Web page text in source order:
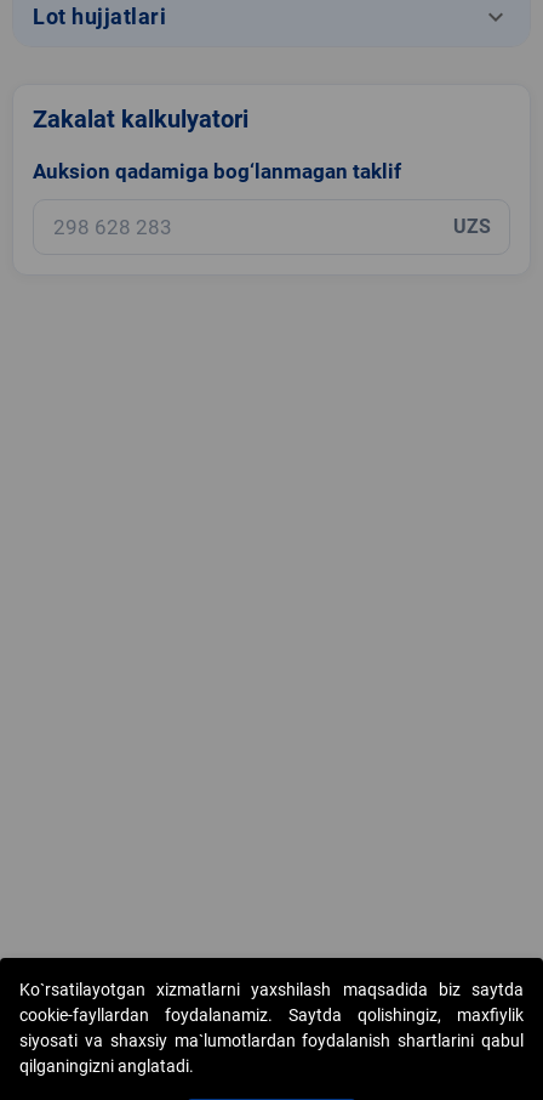
Lot hujjatlari keyboard_arrow_down
Zakalat kalkulyatori
Auksion qadamiga bog‘lanmagan taklif
UZS
Copyright © 2017-2026. "Elektron onlayn-auksionlarni
Ko`rsatilayotgan xizmatlarni yaxshilash maqsadida biz saytda
cookie-fayllardan foydalanamiz. Saytda qolishingiz, maxfiylik
siyosati va shaxsiy ma`lumotlardan foydalanish shartlarini qabul
qilganingizni anglatadi.